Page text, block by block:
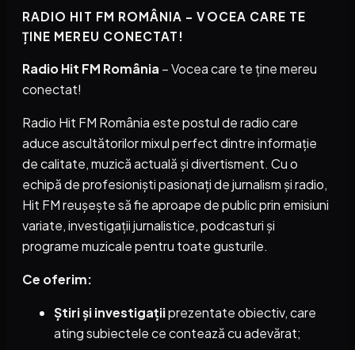
RADIO HIT FM ROMÂNIA – VOCEA CARE TE
ȚINE MEREU CONECTAT!
Radio Hit FM România – Vocea care te ține mereu
conectat!
Radio Hit FM România este postul de radio care
aduce ascultătorilor mixul perfect dintre informație
de calitate, muzică actuală și divertisment. Cu o
echipă de profesioniști pasionați de jurnalism și radio,
Hit FM reușește să fie aproape de public prin emisiuni
variate, investigații jurnalistice, podcasturi și
programe muzicale pentru toate gusturile.
Ce oferim:
Știri și investigațiiprezentate obiectiv, care
ating subiectele ce contează cu adevărat;